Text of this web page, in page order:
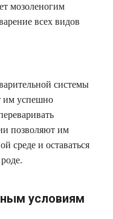
мозоленогим
всех видов
системы
им успешно
позволяют им
среде и оставаться
условиям